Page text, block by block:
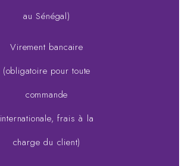
au Sénégal)
Virement bancaire
(obligatoire pour toute
commande
internationale, frais à la
charge du client)